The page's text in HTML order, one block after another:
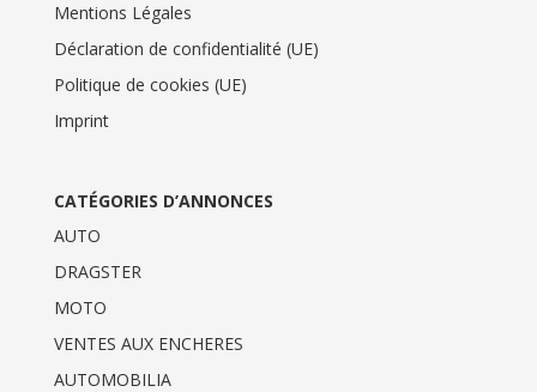
Mentions Légales
Déclaration de confidentialité (UE)
Politique de cookies (UE)
Imprint
CATÉGORIES D’ANNONCES
AUTO
DRAGSTER
MOTO
VENTES AUX ENCHERES
AUTOMOBILIA